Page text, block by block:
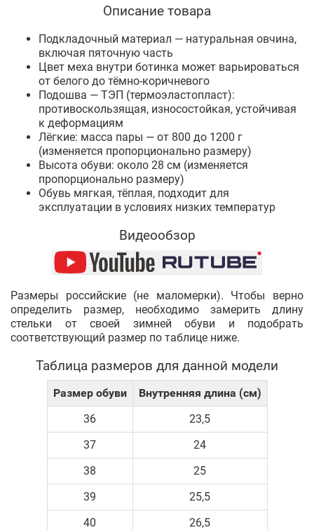
Описание товара
Подкладочный материал — натуральная овчина,
включая пяточную часть
Цвет меха внутри ботинка может варьироваться
от белого до тёмно-коричневого
Подошва — ТЭП (термоэластопласт):
противоскользящая, износостойкая, устойчивая
к деформациям
Лёгкие: масса пары — от 800 до 1200 г
(изменяется пропорционально размеру)
Высота обуви: около 28 см (изменяется
пропорционально размеру)
Обувь мягкая, тёплая, подходит для
эксплуатации в условиях низких температур
Видеообзор
Размеры российские (не маломерки). Чтобы верно
определить размер, необходимо замерить длину
стельки от своей зимней обуви и подобрать
соответствующий размер по таблице ниже.
Таблица размеров для данной модели
Размер обуви
Внутренняя длина (см)
36
23,5
37
24
38
25
39
25,5
40
26,5